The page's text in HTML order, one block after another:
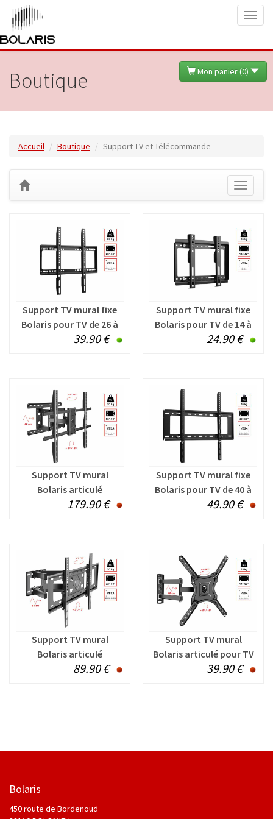
Mon panier (0)
Boutique
Accueil Boutique Support TV et Télécommande
Toggle
Support TV mural fixe
Bolaris pour TV de 26 à
63 pouces39.90 €
Support TV mural fixe
Bolaris pour TV de 14 à
42 pouces24.90 €
Support TV mural
Bolaris articulé
inclinable pour TV de 55
179.90 €
Support TV mural fixe
Bolaris pour TV de 40 à
80 pouces49.90 €
Support TV mural
Bolaris articulé
inclinable pour TV de 32
89.90 €
Support TV mural
Bolaris articulé pour TV
de 14 à 60 pouces
39.90 €
Bolaris
450 route de Bordenoud